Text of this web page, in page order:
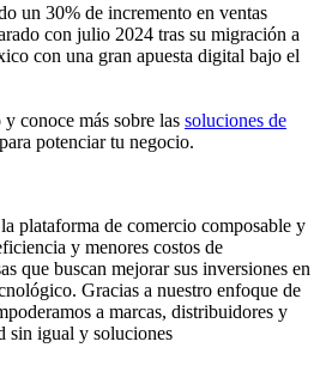
un 30% de incremento en ventas
con julio 2024 tras su migración a
con una gran apuesta digital bajo el
conoce más sobre las soluciones de
potenciar tu negocio.
de comercio composable y
y menores costos de
que buscan mejorar sus inversiones en
Gracias a nuestro enfoque de
a marcas, distribuidores y
sin igual y soluciones